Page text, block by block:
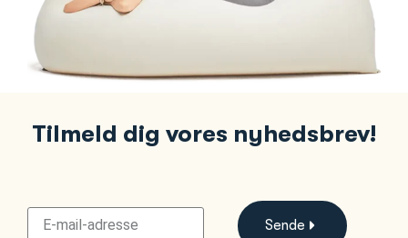
Tilmeld dig vores nyhedsbrev!
Sende